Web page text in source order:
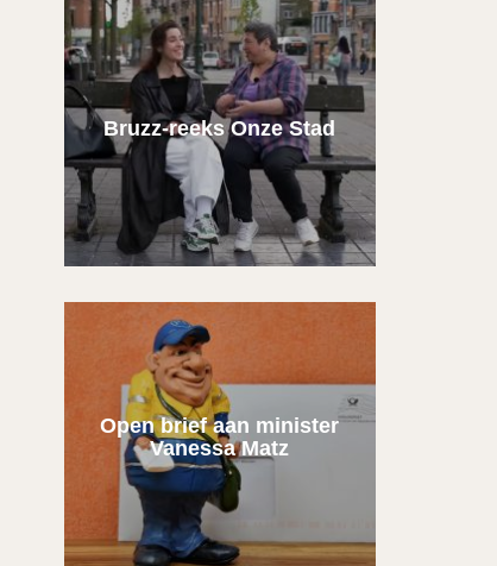
Bruzz-reeks Onze Stad
Open brief aan minister
Vanessa Matz